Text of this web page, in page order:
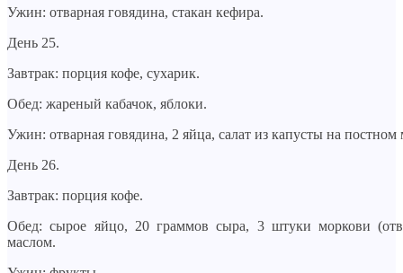
Ужин: отварная говядина, стакан кефира.
День 25.
Завтрак: порция кофе, сухарик.
Обед: жареный кабачок, яблоки.
Ужин: отварная говядина, 2 яйца, салат из капусты на постном
День 26.
Завтрак: порция кофе.
Обед: сырое яйцо, 20 граммов сыра, 3 штуки моркови
маслом.